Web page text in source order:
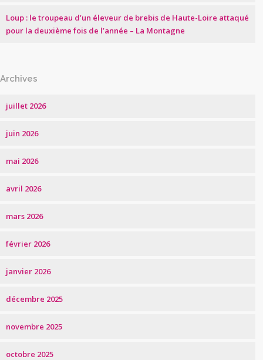
Loup : le troupeau d’un éleveur de brebis de Haute-Loire attaqué
pour la deuxième fois de l’année – La Montagne
Archives
juillet 2026
juin 2026
mai 2026
avril 2026
mars 2026
février 2026
janvier 2026
décembre 2025
novembre 2025
octobre 2025